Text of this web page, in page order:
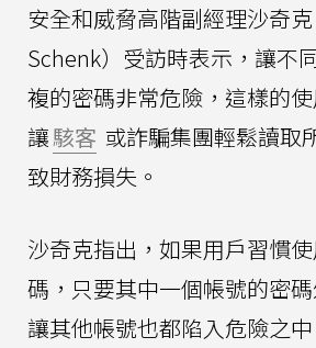
安全和威脅高階副經理沙奇
Schenk）受訪時表示，讓不
複的密碼非常危險，這樣的
讓駭客 或詐騙集團輕鬆讀取
致財務損失。
沙奇克指出，如果用戶習慣
碼，只要其中一個帳號的密
讓其他帳號也都陷入危險之